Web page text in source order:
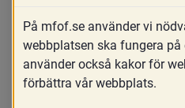
Barnets rättigheter i
barnkonventionen är
utgångspunkt som
föräldraskapsstöd.
På mfof.se använder vi
webbplatsen ska fungera
använder också kakor för
förbättra vår webbplats.